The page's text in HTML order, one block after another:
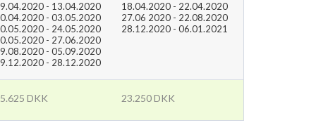
- 13.04.2020
- 03.05.2020
- 24.05.2020
- 27.06.2020
- 05.09.2020
- 28.12.2020
18.04.2020 - 22.04.2020
27.06 2020 - 22.08.2020
28.12.2020 - 06.01.2021
DKK 23.250 DKK